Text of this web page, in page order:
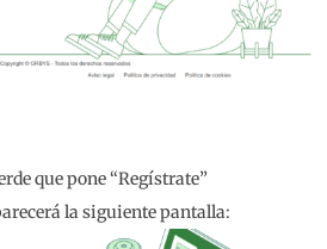
que pone “Regístrate”
la siguiente pantalla: